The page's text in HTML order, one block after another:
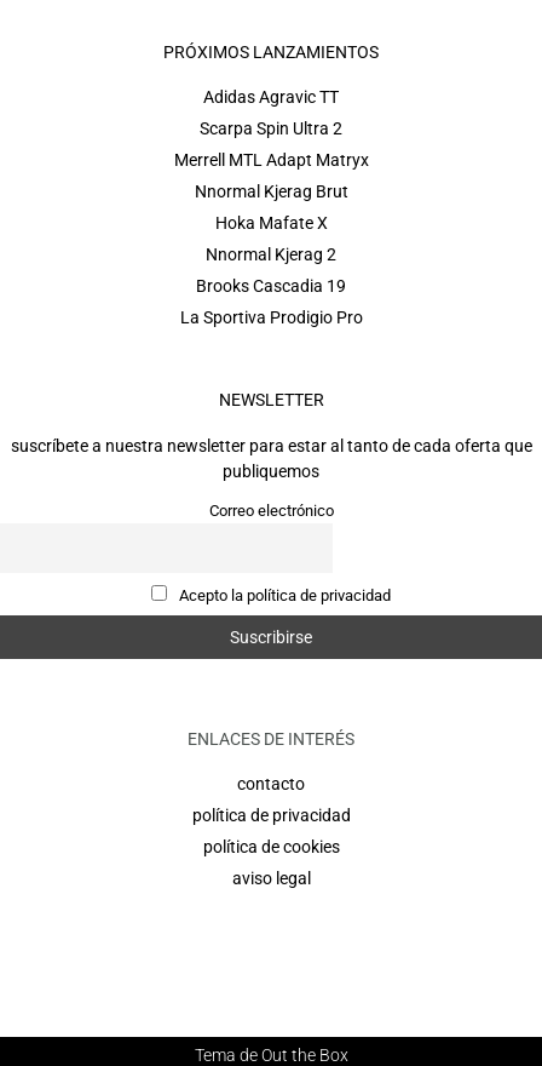
PRÓXIMOS LANZAMIENTOS
Adidas Agravic TT
Scarpa Spin Ultra 2
Merrell MTL Adapt Matryx
Nnormal Kjerag Brut
Hoka Mafate X
Nnormal Kjerag 2
Brooks Cascadia 19
La Sportiva Prodigio Pro
NEWSLETTER
suscríbete a nuestra newsletter para estar al tanto de cada oferta que
publiquemos
Correo electrónico
Acepto la política de privacidad
ENLACES DE INTERÉS
contacto
política de privacidad
política de cookies
aviso legal
Tema deOut the Box